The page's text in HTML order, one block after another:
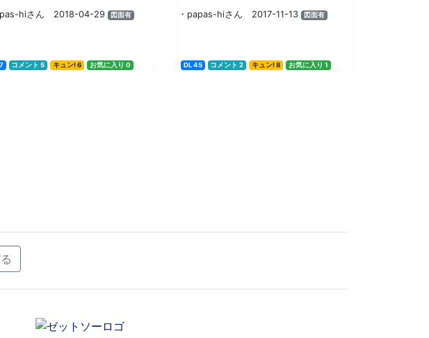
hiさん 2018-04-29 図面有
コメント 5 キュン! 6 お気に入り 0
・papas-hiさん 2017-11-13 図面有
DL 45 コメント 2 キュン! 8 お気に入り 1